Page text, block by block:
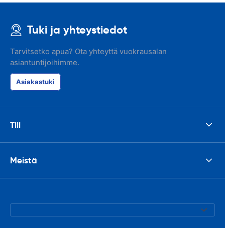
Tuki ja yhteystiedot
Tarvitsetko apua? Ota yhteyttä vuokrausalan
asiantuntijoihimme.
Asiakastuki
Tili
Meistä